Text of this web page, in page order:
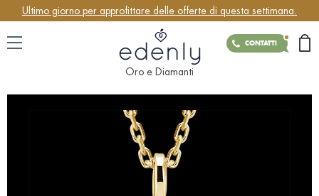
Ultimo giorno per approfittare delle offerte di questa settimana.
CONTATTI
Oro e Diamanti